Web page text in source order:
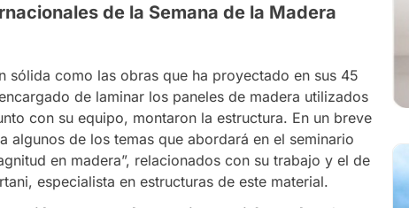
de la Semana de la Madera
sólida como las obras que ha proyectado en sus 45
de laminar los paneles de madera utilizados
con su equipo, montaron la estructura. En un breve
algunos de los temas que abordará en el seminario
en madera”, relacionados con su trabajo y el de
especialista en estructuras de este material.